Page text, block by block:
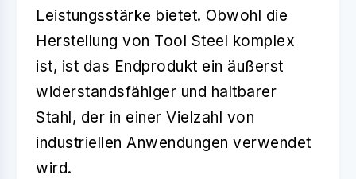
Leistungsstärke bietet. Obwohl die
Herstellung von Tool Steel komplex
ist, ist das Endprodukt ein äußerst
widerstandsfähiger und haltbarer
Stahl, der in einer Vielzahl von
industriellen Anwendungen verwendet
wird.